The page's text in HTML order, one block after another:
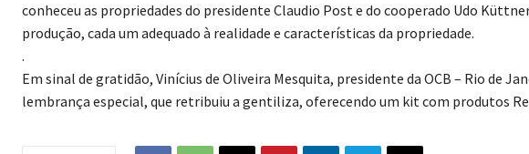
conheceu as propriedades do presidente Claudio Post e do cooperado Udo
produção, cada um adequado à realidade e características da propriedade.
.
Em sinal de gratidão, Vinícius de Oliveira Mesquita, presidente da OCB – Rio de
lembrança especial, que retribuiu a gentiliza, oferecendo um kit com produtos